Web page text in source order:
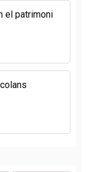
el patrimoni